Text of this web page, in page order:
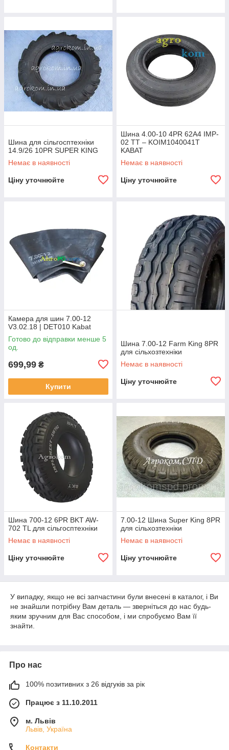
Шина для сільгосптехніки
14.9/26 10PR SUPER KING
Немає в наявності
Ціну уточнюйте
Шина 4.00-10 4PR 62A4 IMP-
02 TT – KOIM1040041T
KABAT
Немає в наявності
Ціну уточнюйте
Камера для шин 7.00-12
V3.02.18 | DET010 Kabat
Готово до відправки менше 5
од.
699,99 ₴
Купити
Шина 7.00-12 Farm King 8PR
для сільхозтехніки
Немає в наявності
Ціну уточнюйте
Шина 700-12 6PR BKT AW-
702 TL для сільгосптехніки
Немає в наявності
Ціну уточнюйте
7.00-12 Шина Super King 8PR
для сільхозтехніки
Немає в наявності
Ціну уточнюйте
У випадку, якщо не всі запчастини були внесені в каталог, і Ви
не знайшли потрібну Вам деталь ― зверніться до нас будь-
яким зручним для Вас способом, і ми спробуємо Вам її
знайти.
Про нас
100% позитивних з 26 відгуків за рік
Працює з 11.10.2011
м. Львів
Львів, Україна
Контакти